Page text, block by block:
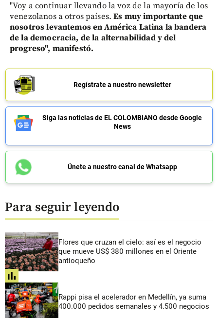
"Voy a continuar llevando la voz de la mayoría de los
venezolanos a otros países.Es muy importante que
nosotros levantemos en América Latina la bandera
de la democracia, de la alternabilidad y del
progreso", manifestó.
Regístrate a nuestro newsletter
Siga las noticias de EL COLOMBIANO desde Google
News
Únete a nuestro canal de Whatsapp
Para seguir leyendo
Flores que cruzan el cielo: así es el negocio
que mueve US$ 380 millones en el Oriente
antioqueño
share
Rappi pisa el acelerador en Medellín, ya suma
400.000 pedidos semanales y 4.500 negocios